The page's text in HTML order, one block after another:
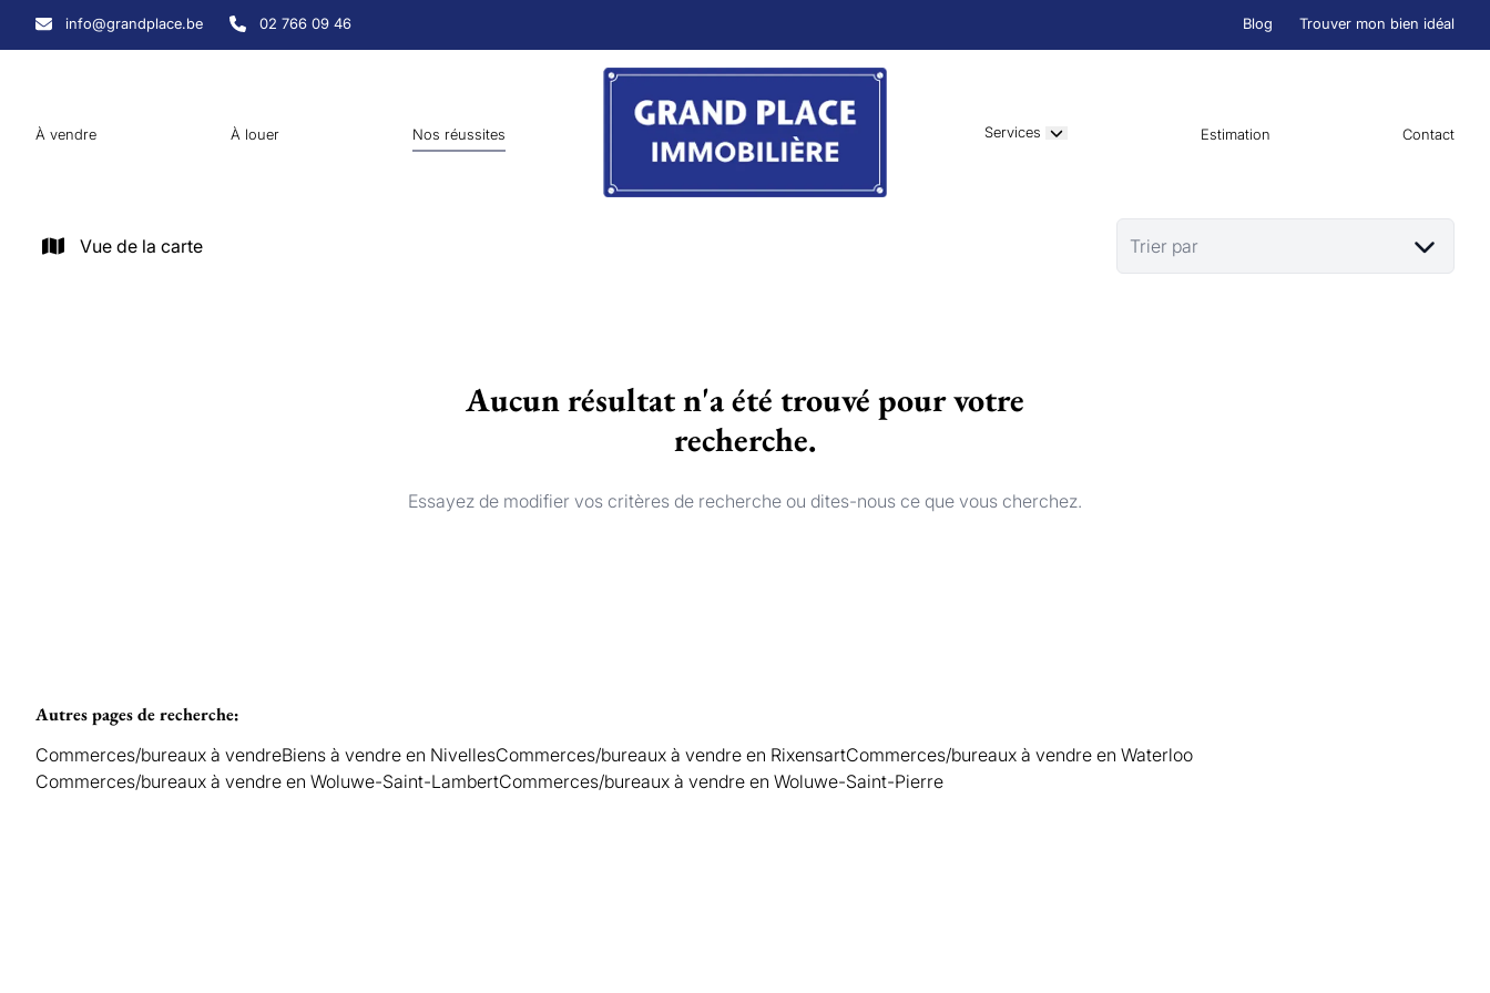
Aller au contenu principal
info@grandplace.be 02 766 09 46 Blog Trouver mon bien idéal
À vendre À louer Nos réussites Services Estimation Contact
Vue de la carte Trier par
Aucun résultat n'a été trouvé pour votre
recherche.
Essayez de modifier vos critères de recherche ou dites-nous ce que vous cherchez.
Autres pages de recherche:
Commerces/bureaux à vendreBiens à vendre en NivellesCommerces/bureaux à vendre en RixensartCommerces/bureaux à vendre en Waterloo
Commerces/bureaux à vendre en Woluwe-Saint-LambertCommerces/bureaux à vendre en Woluwe-Saint-Pierre